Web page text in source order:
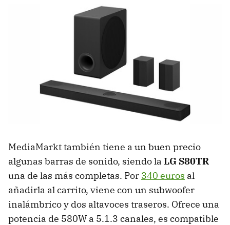
MediaMarkt también tiene a un buen precio
algunas barras de sonido, siendo la LG S80TR
una de las más completas. Por 340 euros al
añadirla al carrito, viene con un subwoofer
inalámbrico y dos altavoces traseros. Ofrece una
potencia de 580W a 5.1.3 canales, es compatible